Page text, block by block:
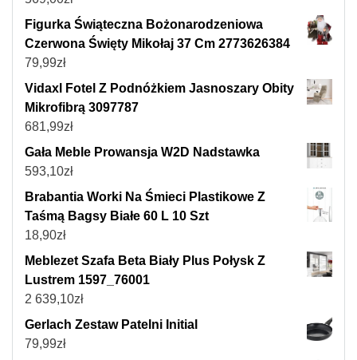
Figurka Świąteczna Bożonarodzeniowa
Czerwona Święty Mikołaj 37 Cm 2773626384
79,99zł
Vidaxl Fotel Z Podnóżkiem Jasnoszary Obity
Mikrofibrą 3097787
681,99zł
Gała Meble Prowansja W2D Nadstawka
593,10zł
Brabantia Worki Na Śmieci Plastikowe Z
Taśmą Bagsy Białe 60 L 10 Szt
18,90zł
Meblezet Szafa Beta Biały Plus Połysk Z
Lustrem 1597_76001
2 639,10zł
Gerlach Zestaw Patelni Initial
79,99zł